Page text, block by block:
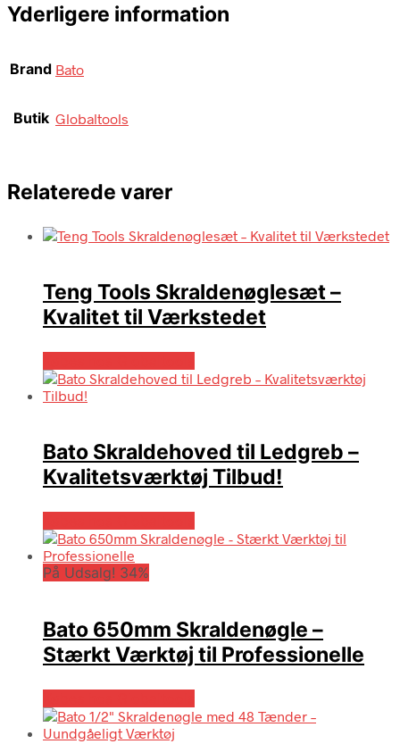
Yderligere information
Brand Bato
Butik Globaltools
Relaterede varer
Teng Tools Skraldenøglesæt –
Kvalitet til Værkstedet
Bato Skraldehoved til Ledgreb –
Kvalitetsværktøj Tilbud!
På Udsalg! 34%
Bato 650mm Skraldenøgle –
Stærkt Værktøj til Professionelle